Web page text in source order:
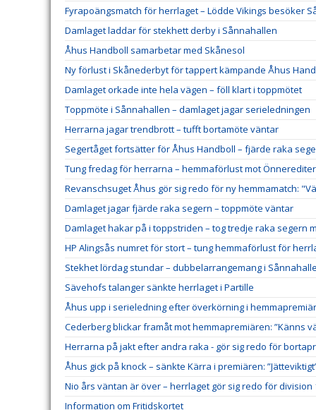
Fyrapoängsmatch för herrlaget – Lödde Vikings besöker
Damlaget laddar för stekhett derby i Sånnahallen
Åhus Handboll samarbetar med Skånesol
Ny förlust i Skånederbyt för tappert kämpande Åhus
Damlaget orkade inte hela vägen – föll klart i toppmötet
Toppmöte i Sånnahallen – damlaget jagar serieledningen
Herrarna jagar trendbrott – tufft bortamöte väntar
Segertåget fortsätter för Åhus Handboll – fjärde raka
Tung fredag för herrarna – hemmaförlust mot
Revanschsuget Åhus gör sig redo för ny hemmamatch:
Damlaget jagar fjärde raka segern – toppmöte väntar
Damlaget hakar på i toppstriden – tog tredje raka segern
HP Alingsås numret för stort – tung hemmaförlust för
Stekhet lördag stundar – dubbelarrangemang i
Sävehofs talanger sänkte herrlaget i Partille
Åhus upp i serieledning efter överkörning i
Cederberg blickar framåt mot hemmapremiären: ”Känns
Herrarna på jakt efter andra raka - gör sig redo för
Åhus gick på knock – sänkte Kärra i premiären:
Nio års väntan är över – herrlaget gör sig redo för division
Information om Fritidskortet